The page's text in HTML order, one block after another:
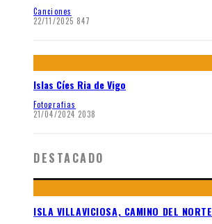
Canciones
22/11/2025 847
Islas Cíes Ria de Vigo
Fotografias
21/04/2024 2038
DESTACADO
ISLA VILLAVICIOSA, CAMINO DEL NORTE